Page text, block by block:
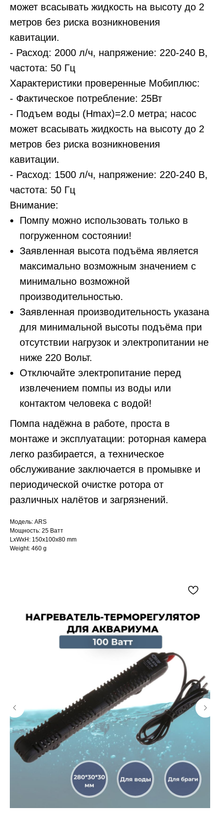
может всасывать жидкость на высоту до 2
метров без риска возникновения
кавитации.
- Расход: 2000 л/ч, напряжение: 220-240 В,
частота: 50 Гц
Характеристики проверенные Мобиплюс:
- Фактическое потребление: 25Вт
- Подъем воды (Hmax)=2.0 метра; насос
может всасывать жидкость на высоту до 2
метров без риска возникновения
кавитации.
- Расход: 1500 л/ч, напряжение: 220-240 В,
частота: 50 Гц
Внимание:
Помпу можно использовать только в
погруженном состоянии!
Заявленная высота подъёма является
максимально возможным значением с
минимально возможной
производительностью.
Заявленная производительность указана
для минимальной высоты подъёма при
отсутствии нагрузок и электропитании не
ниже 220 Вольт.
Отключайте электропитание перед
извлечением помпы из воды или
контактом человека с водой!
Помпа надёжна в работе, проста в
монтаже и эксплуатации: роторная камера
легко разбирается, а техническое
обслуживание заключается в промывке и
периодической очистке ротора от
различных налётов и загрязнений.
Модель: ARS
Мощность: 25 Ватт
LxWxH: 150x100x80 mm
Weight: 460 g